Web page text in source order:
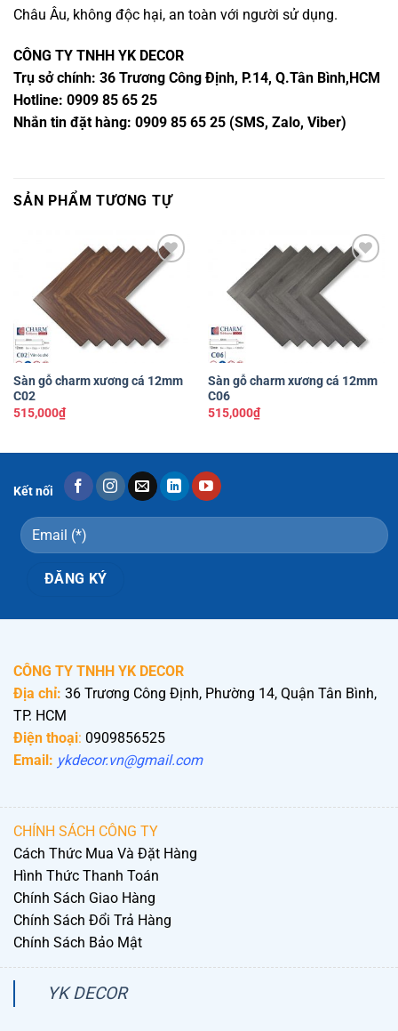
Châu Âu, không độc hại, an toàn với người sử dụng.
CÔNG TY TNHH YK DECOR
Trụ sở chính: 36 Trương Công Định, P.14, Q.Tân Bình,HCM
Hotline: 0909 85 65 25
Nhắn tin đặt hàng: 0909 85 65 25 (SMS, Zalo, Viber)
SẢN PHẨM TƯƠNG TỰ
Sàn gỗ charm xương cá 12mm
C02
515,000₫
Sàn gỗ charm xương cá 12mm
C06
515,000₫
Kết nối
CÔNG TY TNHH YK DECOR
Địa chỉ: 36 Trương Công Định, Phường 14, Quận Tân Bình,
TP. HCM
Điện thoại: 0909856525
Email: ykdecor.vn@gmail.com
CHÍNH SÁCH CÔNG TY
Cách Thức Mua Và Đặt Hàng
Hình Thức Thanh Toán
Chính Sách Giao Hàng
Chính Sách Đổi Trả Hàng
Chính Sách Bảo Mật
YK DECOR